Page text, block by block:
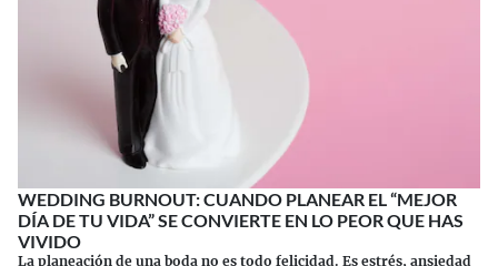
WEDDING BURNOUT: CUANDO PLANEAR EL “MEJOR
DÍA DE TU VIDA” SE CONVIERTE EN LO PEOR QUE HAS
VIVIDO
La planeación de una boda no es todo felicidad. Es estrés, ansiedad